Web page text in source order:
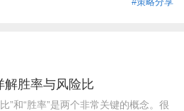
解胜率与风险比
”和“胜率”是两个非常关键的概念。很